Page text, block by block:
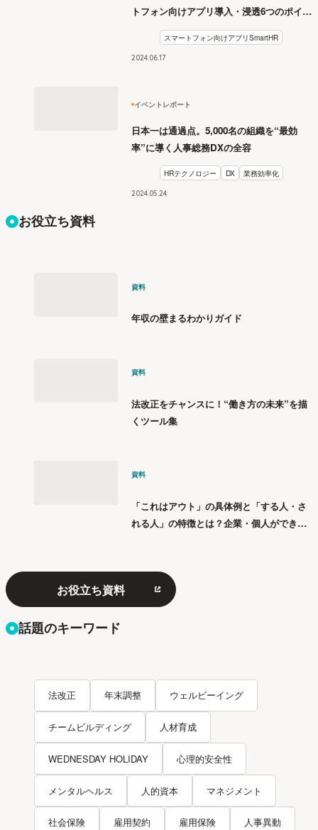
トフォン向けアプリ導入・浸透6つのポイン
ト【月刊SmartHR セミナーレポート】
スマートフォン向けアプリSmartHR
2024.0617
イベントレポート
日本一は通過点。5,000名の組織を“最効
率”に導く人事総務DXの全容
HRテクノロジー DX 業務効率化
2024.05 24
お役立ち資料
資料
年収の壁まるわかりガイド
資料
法改正をチャンスに！“働き方の未来”を描
くツール集
資料
「これはアウト」の具体例と「する人・さ
れる人」の特徴とは？企業・個人ができる
お役立ち資料
話題のキーワード
法改正 年末調整 ウェルビーイング
チームビルディング 人材育成
WEDNESDAY HOLIDAY 心理的安全性
メンタルヘルス 人的資本 マネジメント
社会保険 雇用契約 雇用保険 人事異動